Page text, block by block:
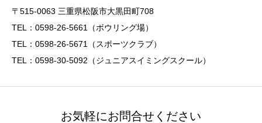
〒515-0063 三重県松阪市大黒田町708
TEL：0598-26-5661（ボウリング場）
TEL：0598-26-5671（スポーツクラブ）
TEL：0598-30-5092（ジュニアスイミングスクール）
お気軽にお問合せください